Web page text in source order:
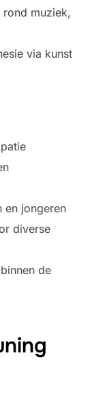
muziek,
via kunst
en jongeren
diverse
de